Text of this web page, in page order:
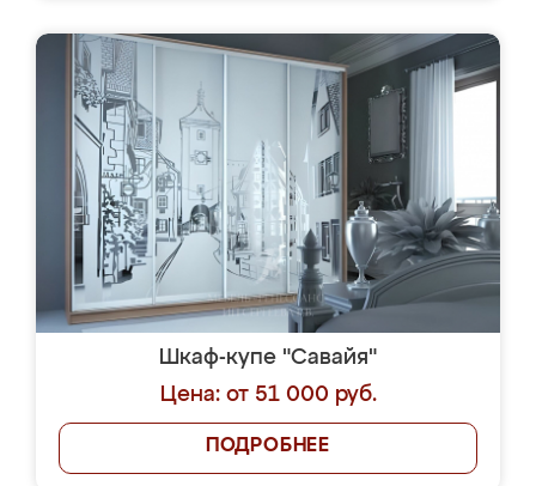
Шкаф-купе "Савайя"
Цена: от 51 000 руб.
ПОДРОБНЕЕ